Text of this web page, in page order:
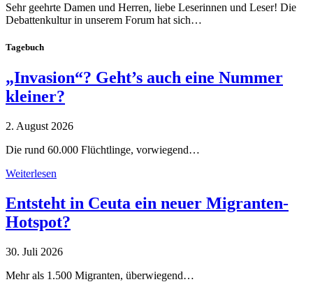
Sehr geehrte Damen und Herren, liebe Leserinnen und Leser! Die
Debattenkultur in unserem Forum hat sich…
Tagebuch
„Invasion“? Geht’s auch eine Nummer
kleiner?
2. August 2026
Die rund 60.000 Flüchtlinge, vorwiegend…
Weiterlesen
Entsteht in Ceuta ein neuer Migranten-
Hotspot?
30. Juli 2026
Mehr als 1.500 Migranten, überwiegend…